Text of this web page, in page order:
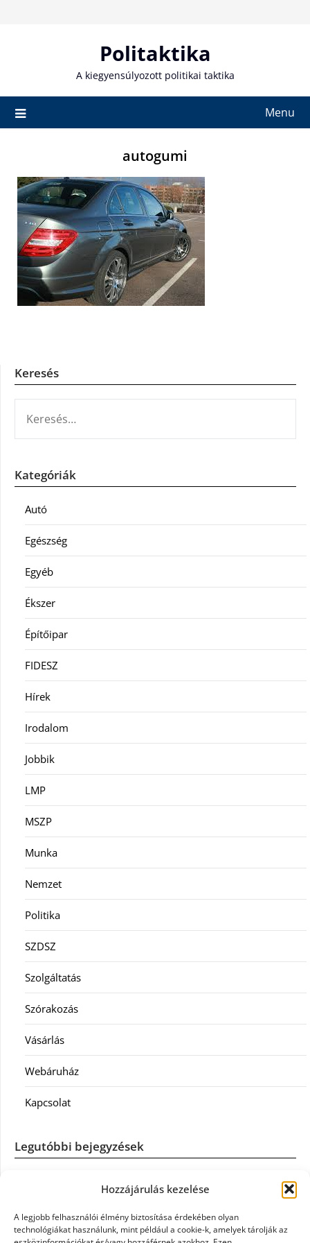
Hozzájárulás kezelése
A legjobb felhasználói élmény biztosítása érdekében olyan
technológiákat használunk, mint például a cookie-k, amelyek tárolják az
Politaktika
A kiegyensúlyozott politikai taktika
Menu
autogumi
Keresés
Kategóriák
Autó
Egészség
Egyéb
Ékszer
Építőipar
FIDESZ
Hírek
Irodalom
Jobbik
LMP
MSZP
Munka
Nemzet
Politika
SZDSZ
Szolgáltatás
Szórakozás
Vásárlás
Webáruház
Kapcsolat
Legutóbbi bejegyzések
Casco szélvédőcsere: mikor éri meg a biztosítást igénybe
Könyvelés: mikor érdemes könyvelőt váltani?